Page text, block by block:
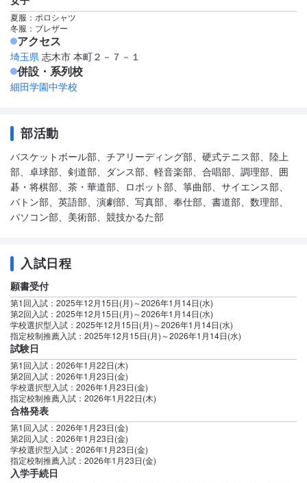
夏服：ポロシャツ
冬服：ブレザー
アクセス
埼玉県 志木市 本町２－７－１
併設・系列校
細田学園中学校
部活動
バスケットボール部、チアリーディング部、硬式テニス部、陸上
部、卓球部、剣道部、ダンス部、軽音楽部、合唱部、調理部、囲
碁・将棋部、茶・華道部、ロボット部、箏曲部、サイエンス部、
バトン部、英語部、演劇部、写真部、奉仕部、書道部、数理部、
パソコン部、美術部、競技かるた部
入試日程
願書受付
第1回入試：2025年12月15日(月)～2026年1月14日(水)
第2回入試：2025年12月15日(月)～2026年1月14日(水)
学校選択型入試：2025年12月15日(月)～2026年1月14日(水)
指定校制推薦入試：2025年12月15日(月)～2026年1月14日(水)
試験日
第1回入試：2026年1月22日(木)
第2回入試：2026年1月23日(金)
学校選択型入試：2026年1月23日(金)
指定校制推薦入試：2026年1月22日(木)
合格発表
第1回入試：2026年1月23日(金)
第2回入試：2026年1月23日(金)
学校選択型入試：2026年1月23日(金)
指定校制推薦入試：2026年1月23日(金)
入学手続日